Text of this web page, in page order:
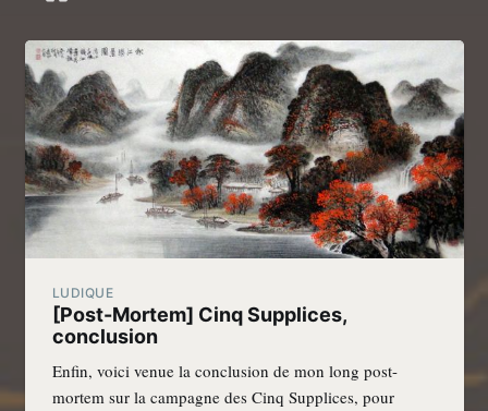
LUDIQUE
[Post-Mortem] Cinq Supplices,
conclusion
Enfin, voici venue la conclusion de mon long post-
mortem sur la campagne des Cinq Supplices, pour